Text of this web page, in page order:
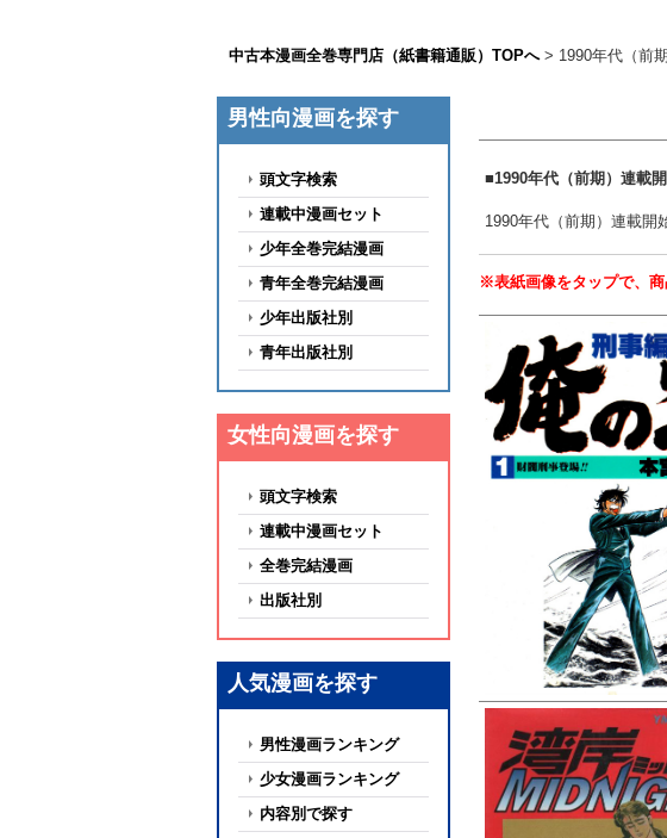
中古本漫画全巻専門店（紙書籍通販）TOPへ > 1990年代（前
男性向漫画を探す
頭文字検索
連載中漫画セット
少年全巻完結漫画
青年全巻完結漫画
少年出版社別
青年出版社別
女性向漫画を探す
頭文字検索
連載中漫画セット
全巻完結漫画
出版社別
人気漫画を探す
男性漫画ランキング
少女漫画ランキング
内容別で探す
■1990年代（前期）連載
1990年代（前期）連載開
※表紙画像をタップで、商